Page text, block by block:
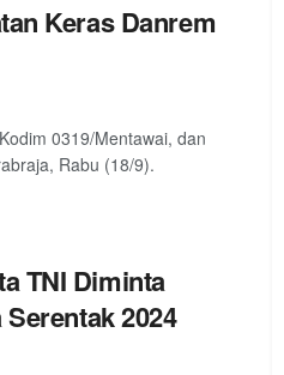
Keras Danrem
0319/Mentawai, dan
Rabu (18/9).
TNI Diminta
2024